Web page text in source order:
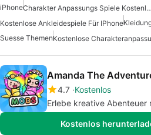
iPhone
Charakter Anpassungs Spiele Kostenlos
Kostenlose Ankleidespiele Für IPhone
Suesse Themen
Amanda The
4.7 Kostenlos
Erlebe kreative Abenteuer
Kostenlos